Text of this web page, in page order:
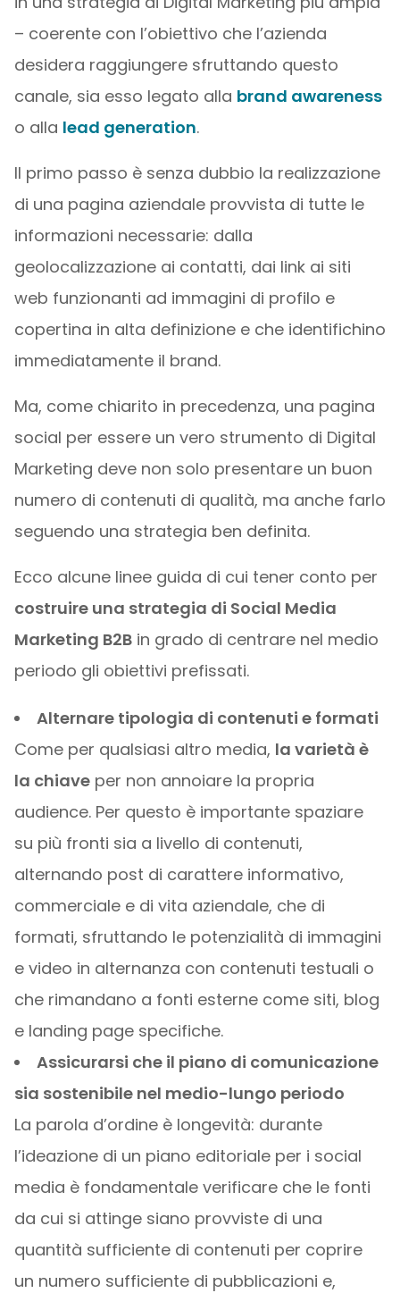
– coerente con l’obiettivo che l’azienda
desidera raggiungere sfruttando questo
canale, sia esso legato alla brand awareness
o alla lead generation.
Il primo passo è senza dubbio la realizzazione
di una pagina aziendale provvista di tutte le
informazioni necessarie: dalla
geolocalizzazione ai contatti, dai link ai siti
web funzionanti ad immagini di profilo e
copertina in alta definizione e che identifichino
immediatamente il brand.
Ma, come chiarito in precedenza, una pagina
social per essere un vero strumento di Digital
Marketing deve non solo presentare un buon
numero di contenuti di qualità, ma anche farlo
seguendo una strategia ben definita.
Ecco alcune linee guida di cui tener conto per
costruire una strategia di Social Media
Marketing B2Bin grado di centrare nel medio
periodo gli obiettivi prefissati.
Alternare tipologia di contenuti e formati
Come per qualsiasi altro media, la varietà è
la chiaveper non annoiare la propria
audience. Per questo è importante spaziare
su più fronti sia a livello di contenuti,
alternando post di carattere informativo,
commerciale e di vita aziendale, che di
formati, sfruttando le potenzialità di immagini
e video in alternanza con contenuti testuali o
che rimandano a fonti esterne come siti, blog
e landing page specifiche.
Assicurarsi che il piano di comunicazione
sia sostenibile nel medio-lungo periodo
La parola d’ordine è longevità: durante
l’ideazione di un piano editoriale per i social
media è fondamentale verificare che le fonti
da cui si attinge siano provviste di una
quantità sufficiente di contenuti per coprire
un numero sufficiente di pubblicazioni e,